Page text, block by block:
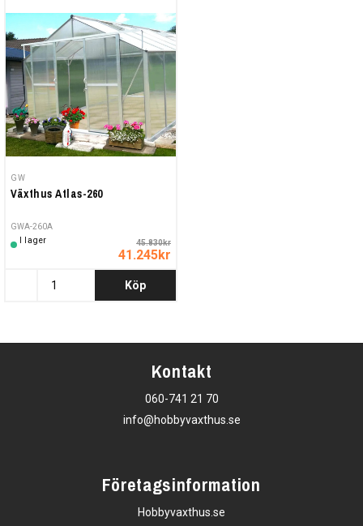
GW
Växthus Atlas-260
GWA-260A
I lager
45.830kr
41.245kr
Köp
Kontakt
060-741 21 70
info@hobbyvaxthus.se
Företagsinformation
Hobbyvaxthus.se